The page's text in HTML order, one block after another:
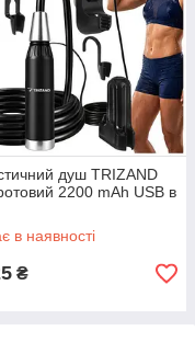
душ TRIZAND
2200 mAh USB в
в наявності
₴